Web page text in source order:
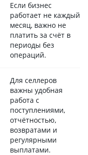
Если бизнес
работает не каждый
месяц, важно не
платить за счёт в
периоды без
операций.
Для селлеров
важны удобная
работа с
поступлениями,
отчётностью,
возвратами и
регулярными
выплатами.